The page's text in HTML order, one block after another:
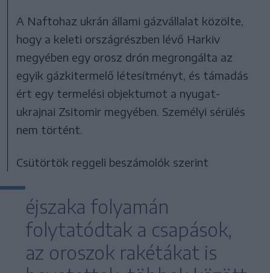
A Naftohaz ukrán állami gázvállalat közölte,
hogy a keleti országrészben lévő Harkiv
megyében egy orosz drón megrongálta az
egyik gázkitermelő létesítményt, és támadás
ért egy termelési objektumot a nyugat-
ukrajnai Zsitomir megyében. Személyi sérülés
nem történt.
Csütörtök reggeli beszámolók szerint
éjszaka folyamán
folytatódtak a csapások,
az oroszok rakétákat is